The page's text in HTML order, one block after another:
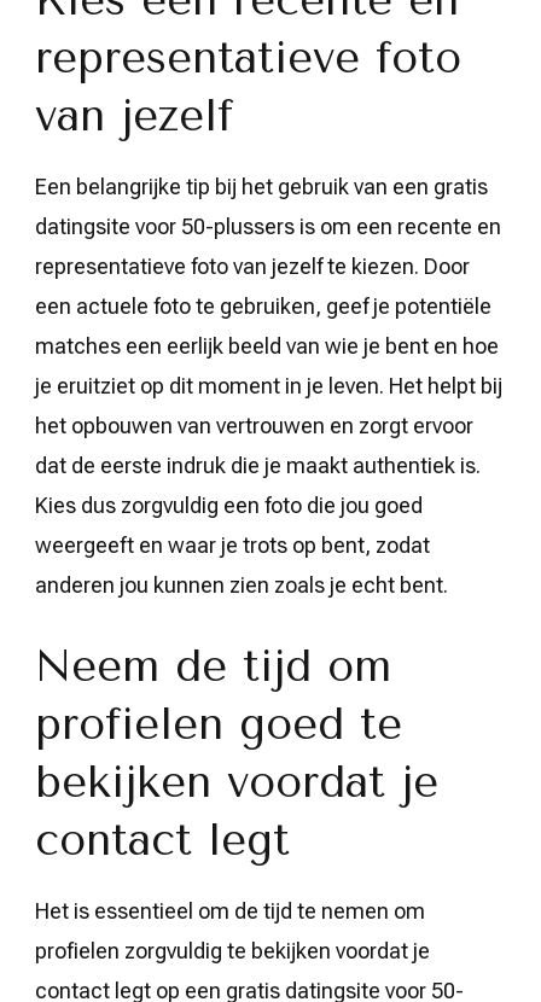
representatieve foto
van jezelf
Een belangrijke tip bij het gebruik van een gratis
datingsite voor 50-plussers is om een recente en
representatieve foto van jezelf te kiezen. Door
een actuele foto te gebruiken, geef je potentiële
matches een eerlijk beeld van wie je bent en hoe
je eruitziet op dit moment in je leven. Het helpt bij
het opbouwen van vertrouwen en zorgt ervoor
dat de eerste indruk die je maakt authentiek is.
Kies dus zorgvuldig een foto die jou goed
weergeeft en waar je trots op bent, zodat
anderen jou kunnen zien zoals je echt bent.
Neem de tijd om
profielen goed te
bekijken voordat je
contact legt
Het is essentieel om de tijd te nemen om
profielen zorgvuldig te bekijken voordat je
contact legt op een gratis datingsite voor 50-